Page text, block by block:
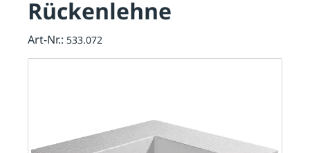
Rückenlehne
Art-Nr.: 533.072